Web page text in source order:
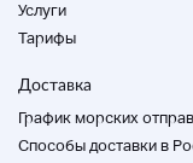
Услуги
Тарифы
Доставка
График морских
Способы доставки в